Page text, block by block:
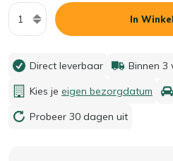
Aantal
In
Direct leverbaar Binnen 3
Kies je eigen bezorgdatum
Probeer 30 dagen uit